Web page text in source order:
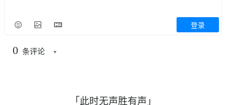
登录
0 条评论
「此时无声胜有声」